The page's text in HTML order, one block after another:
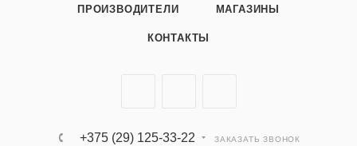
ПРОИЗВОДИТЕЛИ МАГАЗИНЫ
КОНТАКТЫ
+375 (29) 125-33-22 ЗАКАЗАТЬ ЗВОНОК